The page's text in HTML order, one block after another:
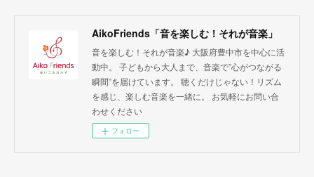
AikoFriends「音を楽しむ！それが音楽」
音を楽しむ！それが音楽♪ 大阪府豊中市を中心に活
動中。 子どもから大人まで、音楽で”心がつながる
瞬間”を届けています。 聴くだけじゃない！リズム
を感じ、楽しむ音楽を一緒に。 お気軽にお問い合
わせください
フォロー